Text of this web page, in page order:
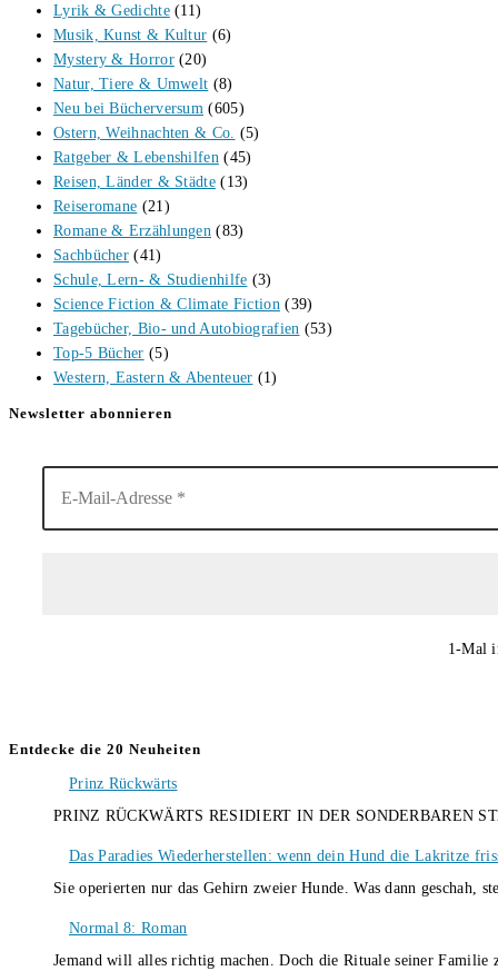
Lyrik & Gedichte (11)
Musik, Kunst & Kultur (6)
Mystery & Horror (20)
Natur, Tiere & Umwelt (8)
Neu bei Bücherversum (605)
Ostern, Weihnachten & Co. (5)
Ratgeber & Lebenshilfen (45)
Reisen, Länder & Städte (13)
Reiseromane (21)
Romane & Erzählungen (83)
Sachbücher (41)
Schule, Lern- & Studienhilfe (3)
Science Fiction & Climate Fiction (39)
Tagebücher, Bio- und Autobiografien (53)
Top-5 Bücher (5)
Western, Eastern & Abenteuer (1)
Newsletter abonnieren
1-Mal
Entdecke die 20 Neuheiten
Prinz Rückwärts
PRINZ RÜCKWÄRTS RESIDIERT IN DER SONDERBAREN
Das Paradies Wiederherstellen: wenn dein Hund die Lakritze
Sie operierten nur das Gehirn zweier Hunde. Was dann
Normal 8: Roman
Jemand will alles richtig machen. Doch die Rituale seiner